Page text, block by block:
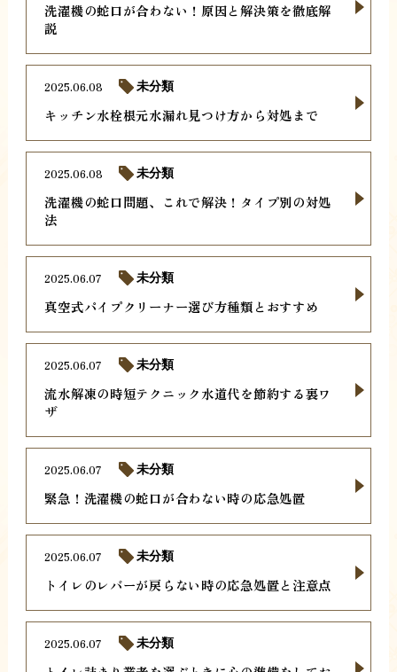
洗濯機の蛇口が合わない！原因と解決策を徹底解
説
キッチン水栓根元水漏れ見つけ方から対処まで
2025.06.08 未分類
洗濯機の蛇口問題、これで解決！タイプ別の対処
法
2025.06.08 未分類
真空式パイプクリーナー選び方種類とおすすめ
2025.06.07 未分類
流水解凍の時短テクニック水道代を節約する裏ワ
ザ
2025.06.07 未分類
緊急！洗濯機の蛇口が合わない時の応急処置
2025.06.07 未分類
トイレのレバーが戻らない時の応急処置と注意点
2025.06.07 未分類
2025.06.07 未分類